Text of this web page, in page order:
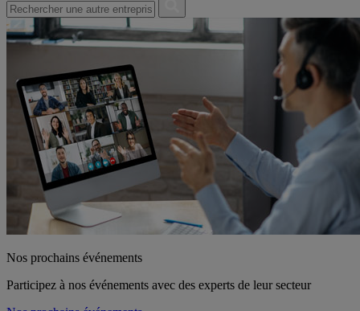
Nos prochains événements
Participez à nos événements avec des experts de leur secteur